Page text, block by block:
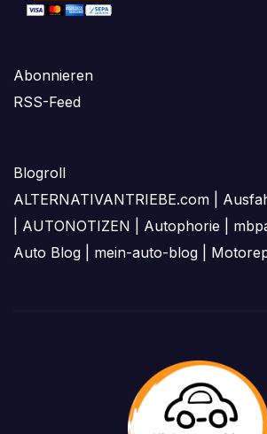
Abonnieren
RSS-Feed
Blogroll
ALTERNATIVANTRIEBE.com
AUTONOTIZEN Autophorie
Auto Blog
mein-auto-blog